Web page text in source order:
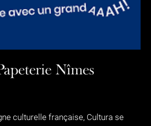
Nîmes
culturelle française, Cultura se